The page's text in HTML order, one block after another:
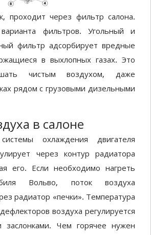
проходит через фильтр салона.
фильтров. Угольный и
фильтр адсорбирует вредные
в выхлопных газах. Это
чистым воздухом, даже
рядом с грузовыми дизельными
в салоне
охлаждения двигателя
через контур радиатора
его. Если необходимо нагреть
Вольво, поток воздуха
радиатор «печки». Температура
воздуха регулируется
заслонками. Чем горячее нужен